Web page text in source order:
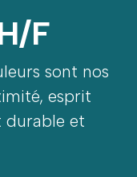
F
sont nos
esprit
durable et